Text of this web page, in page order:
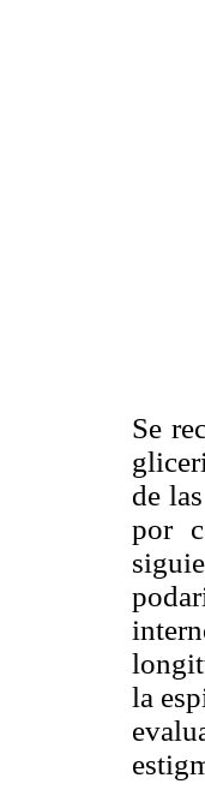
Se
de
por
la